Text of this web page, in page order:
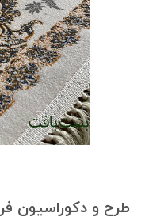
طرح و دکوراسیون فرش